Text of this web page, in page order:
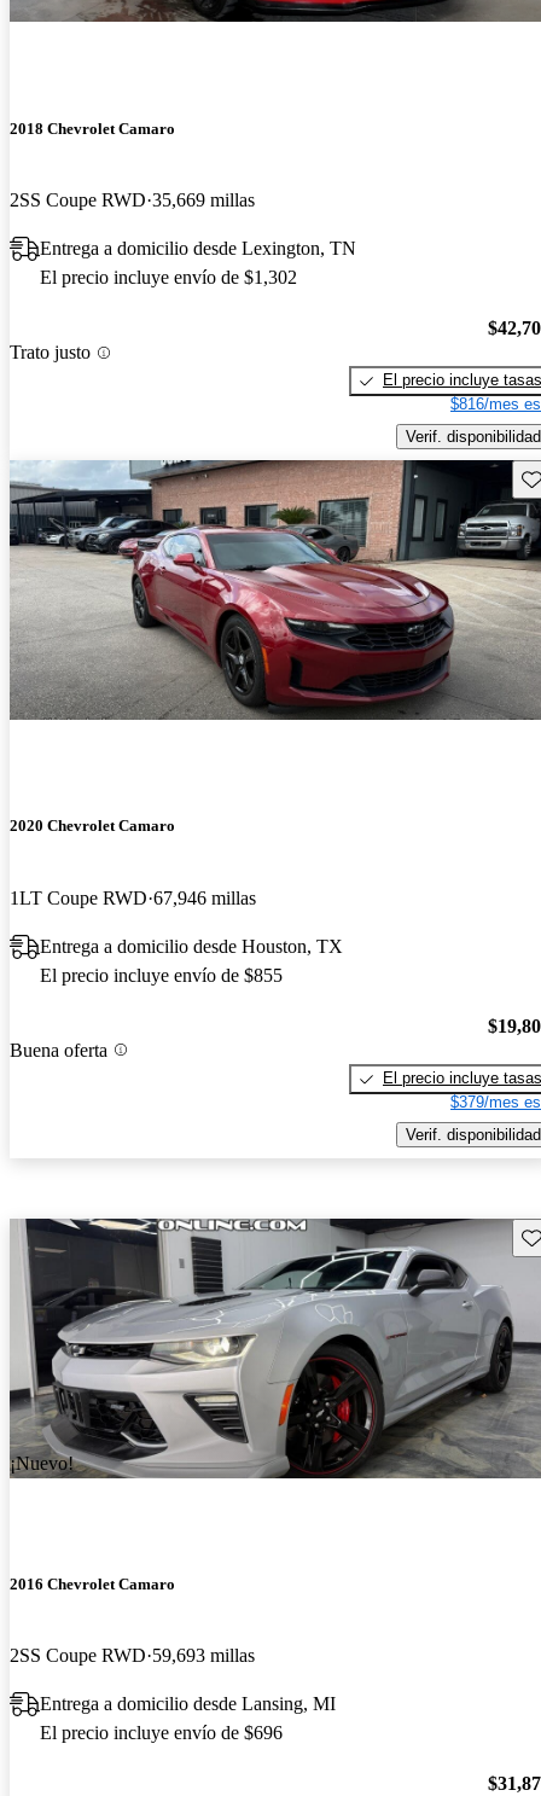
2018 Chevrolet Camaro
2SS Coupe RWD 35,669 millas
Entrega a domicilio desde Lexington, TN
El precio incluye envío de $1,302
Trato justo
El precio incluye tasas
$816/mes
Verif. disponibilidad
2020 Chevrolet Camaro
1LT Coupe RWD 67,946 millas
Entrega a domicilio desde Houston, TX
El precio incluye envío de $855
Buena oferta
El precio incluye tasas
$379/mes
Verif. disponibilidad
¡Nuevo!
2016 Chevrolet Camaro
2SS Coupe RWD 59,693 millas
Entrega a domicilio desde Lansing, MI
El precio incluye envío de $696